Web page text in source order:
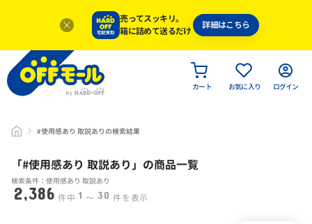
売ってスッキリ。
箱に詰めて送るだけ
詳細はこちら
カート お気に入り ログイン
#使用感あり 取説ありの検索結果
「#使用感あり 取説あり」 の商品一覧
検索条件：使用感あり 取説あり
2,386 件中 1 〜 30 件を表示